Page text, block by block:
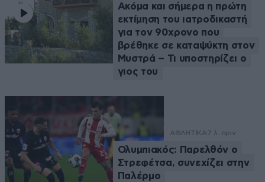
Ακόμα και σήμερα η πρώτη
εκτίμηση του ιατροδικαστή
για τον 90χρονο που
βρέθηκε σε καταψύκτη στον
Μυστρά – Τι υποστηρίζει ο
γιος του
ΑΘΛΗΤΙΚΑ7 λ. πριν
Ολυμπιακός: Παρελθόν ο
Στρεφέτσα, συνεχίζει στην
Παλέρμο